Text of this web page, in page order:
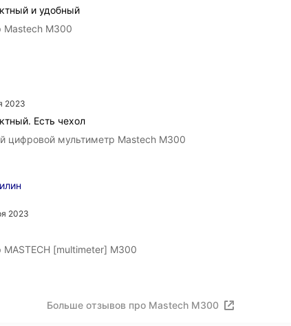
и удобный
M300
2023
Есть чехол
цифровой мультиметр Mastech M300
2023
[multimeter] M300
Больше отзывов про Mastech M300